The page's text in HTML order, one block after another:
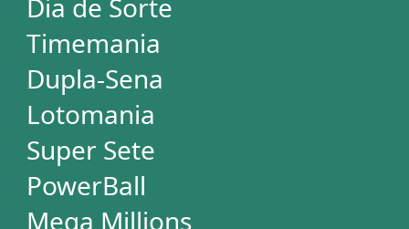
SUPORTE
Idioma
Dúvidas
Termos de Uso
Privacidade
Fale conosco